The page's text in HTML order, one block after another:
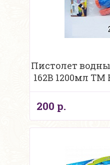
Пистолет
162B 1200мл
200 р.